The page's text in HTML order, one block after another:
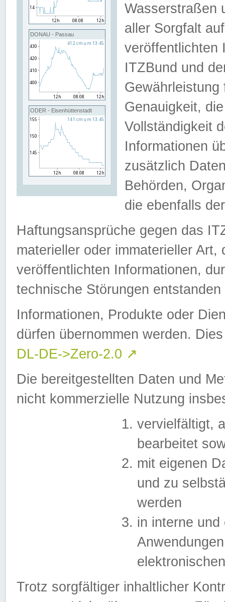
DONAU - Passau
ODER - Eisenhüttenstadt
Wasserstraßen
aller Sorgfalt
veröffentlichten
ITZBund und
Genauigkeit,
Vollständigkeit
Informationen
zusätzlich
Behörden,
die ebenfalls
Haftungsansprüche gegen das
materieller oder immaterieller
veröffentlichten Informationen,
technische Störungen
Informationen, Produkte oder
dürfen übernommen werden.
DL-DE->Zero-2.0 ↗
Die bereitgestellten Daten und
nicht kommerzielle Nutzung
vervielfältigt,
bearbeitet
mit eigenen
und zu
werden
in interne
Trotz sorgfältiger inhaltlicher